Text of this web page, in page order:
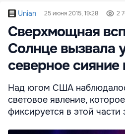
Unian 25 июня 2015, 19:28 2
Сверхмощная
Солнце вызвала
северное
Над югом США
световое явление,
фиксируется в этой части